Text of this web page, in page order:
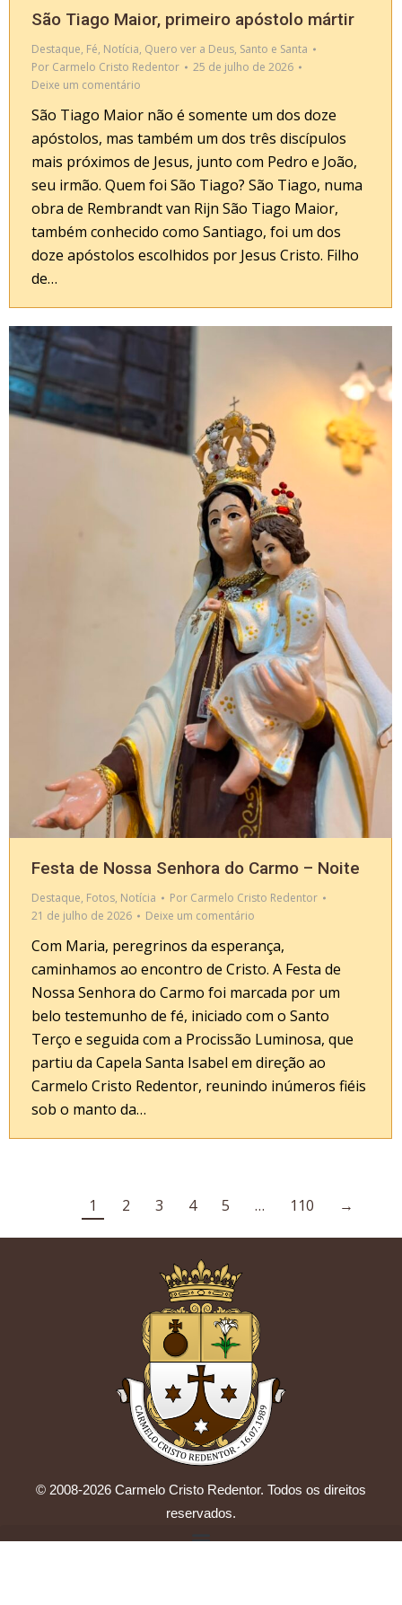
São Tiago Maior, primeiro apóstolo mártir
Destaque, Fé, Notícia, Quero ver a Deus, Santo e Santa
Por Carmelo Cristo Redentor
25 de julho de 2026
Deixe um comentário
São Tiago Maior não é somente um dos doze
apóstolos, mas também um dos três discípulos
mais próximos de Jesus, junto com Pedro e João,
seu irmão. Quem foi São Tiago? São Tiago, numa
obra de Rembrandt van Rijn São Tiago Maior,
também conhecido como Santiago, foi um dos
doze apóstolos escolhidos por Jesus Cristo. Filho
de…
Festa de Nossa Senhora do Carmo – Noite
Destaque, Fotos, Notícia Por Carmelo Cristo Redentor
21 de julho de 2026
Deixe um comentário
Com Maria, peregrinos da esperança,
caminhamos ao encontro de Cristo. A Festa de
Nossa Senhora do Carmo foi marcada por um
belo testemunho de fé, iniciado com o Santo
Terço e seguida com a Procissão Luminosa, que
partiu da Capela Santa Isabel em direção ao
Carmelo Cristo Redentor, reunindo inúmeros fiéis
sob o manto da…
1 2 3 4 5 … 110 →
© 2008-2026 Carmelo Cristo Redentor. Todos os direitos
reservados.